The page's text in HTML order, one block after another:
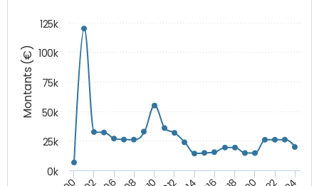
Montants (€)
0k
25k
50k
75k
100k
125k